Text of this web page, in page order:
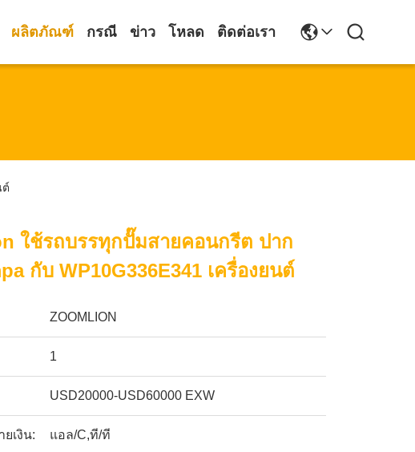
ผลิตภัณฑ์ กรณี ข่าว โหลด ติดต่อเรา
ต์
ใช้รถบรรทุกปั๊มสายคอนกรีต ปาก
กับ WP10G336E341 เครื่องยนต์
ZOOMLION
1
USD20000-USD60000 EXW
ยเงิน: แอล/C,ที/ที